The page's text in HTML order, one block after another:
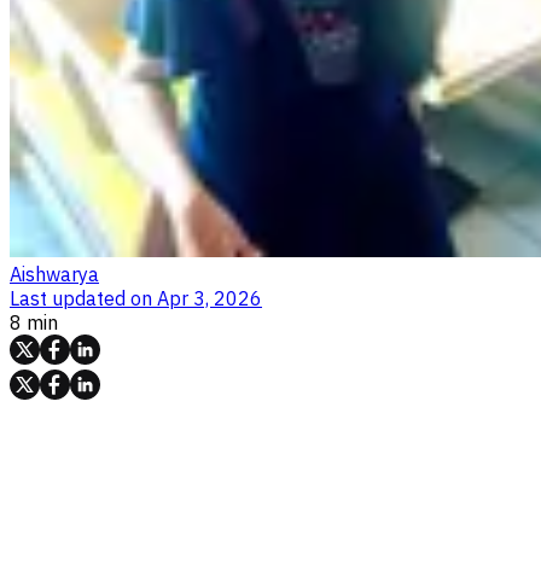
Aishwarya
Last updated on Apr 3, 2026
8 min